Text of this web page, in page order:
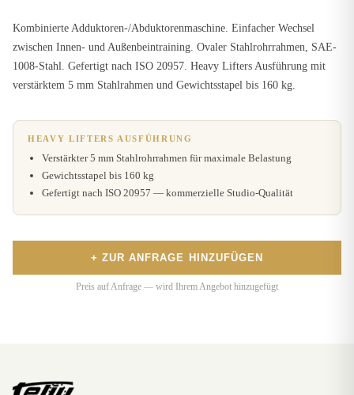
Kombinierte Adduktoren-/Abduktorenmaschine. Einfacher Wechsel
zwischen Innen- und Außenbeintraining. Ovaler Stahlrohrrahmen, SAE-
1008-Stahl. Gefertigt nach ISO 20957. Heavy Lifters Ausführung mit
verstärktem 5 mm Stahlrahmen und Gewichtsstapel bis 160 kg.
HEAVY LIFTERS AUSFÜHRUNG
Verstärkter 5 mm Stahlrohrrahmen für maximale Belastung
Gewichtsstapel bis 160 kg
Gefertigt nach ISO 20957 — kommerzielle Studio-Qualität
+ ZUR ANFRAGE HINZUFÜGEN
Preis auf Anfrage — wird Ihrem Angebot hinzugefügt